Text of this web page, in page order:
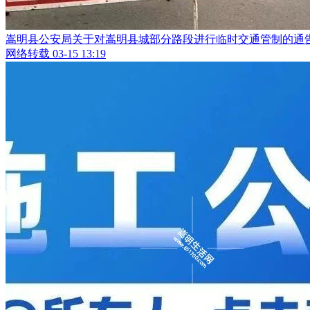
嵩明县公安局关于对嵩明县城部分路段进行临时交通管制的通
网络转载 03-15 13:19